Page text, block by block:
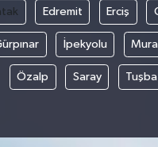
Edremit Erciş
İpekyolu
Özalp Saray Tuşba